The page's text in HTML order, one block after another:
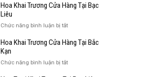
Liêu
Khai
Tại
Kạn
Hoa Khai Trương Cửa Hàng Tại Bạc
Liêu
Chức năng bình luận bị tắtở
Khai
Hàng
Hoa Khai Trương Cửa Hàng Tại Bắc
Kạn
Chức năng bình luận bị tắtở